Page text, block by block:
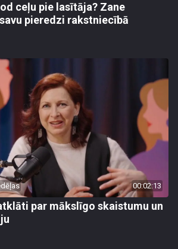
ceļu pie lasītāja? Zane
pieredzi rakstniecībā
00:02:13
par mākslīgo skaistumu un